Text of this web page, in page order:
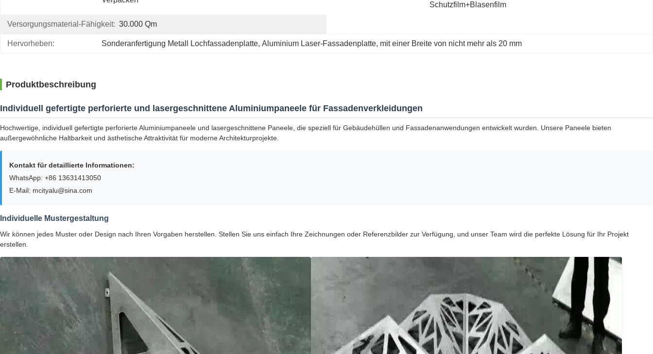
Schutzfilm+Blasenfilm
Versorgungsmaterial-Fähigkeit: 30.000 Qm
Hervorheben: Sonderanfertigung Metall Lochfassadenplatte, Aluminium Laser-Fassadenplatte, mit einer Breite von nicht mehr als 20 mm
Produktbeschreibung
Individuell gefertigte perforierte und lasergeschnittene Aluminiumpaneele für Fassadenverkleidungen
Hochwertige, individuell gefertigte perforierte Aluminiumpaneele und lasergeschnittene Paneele, die speziell für Gebäudehüllen und Fassadenanwendungen entwickelt wurden. Unsere Paneele bieten
außergewöhnliche Haltbarkeit und ästhetische Attraktivität für moderne Architekturprojekte.
Kontakt für detaillierte Informationen:
WhatsApp: +86 13631413050
E-Mail: mcityalu@sina.com
Individuelle Mustergestaltung
Wir können jedes Muster oder Design nach Ihren Vorgaben herstellen. Stellen Sie uns einfach Ihre Zeichnungen oder Referenzbilder zur Verfügung, und unser Team wird die perfekte Lösung für Ihr Projekt
erstellen.